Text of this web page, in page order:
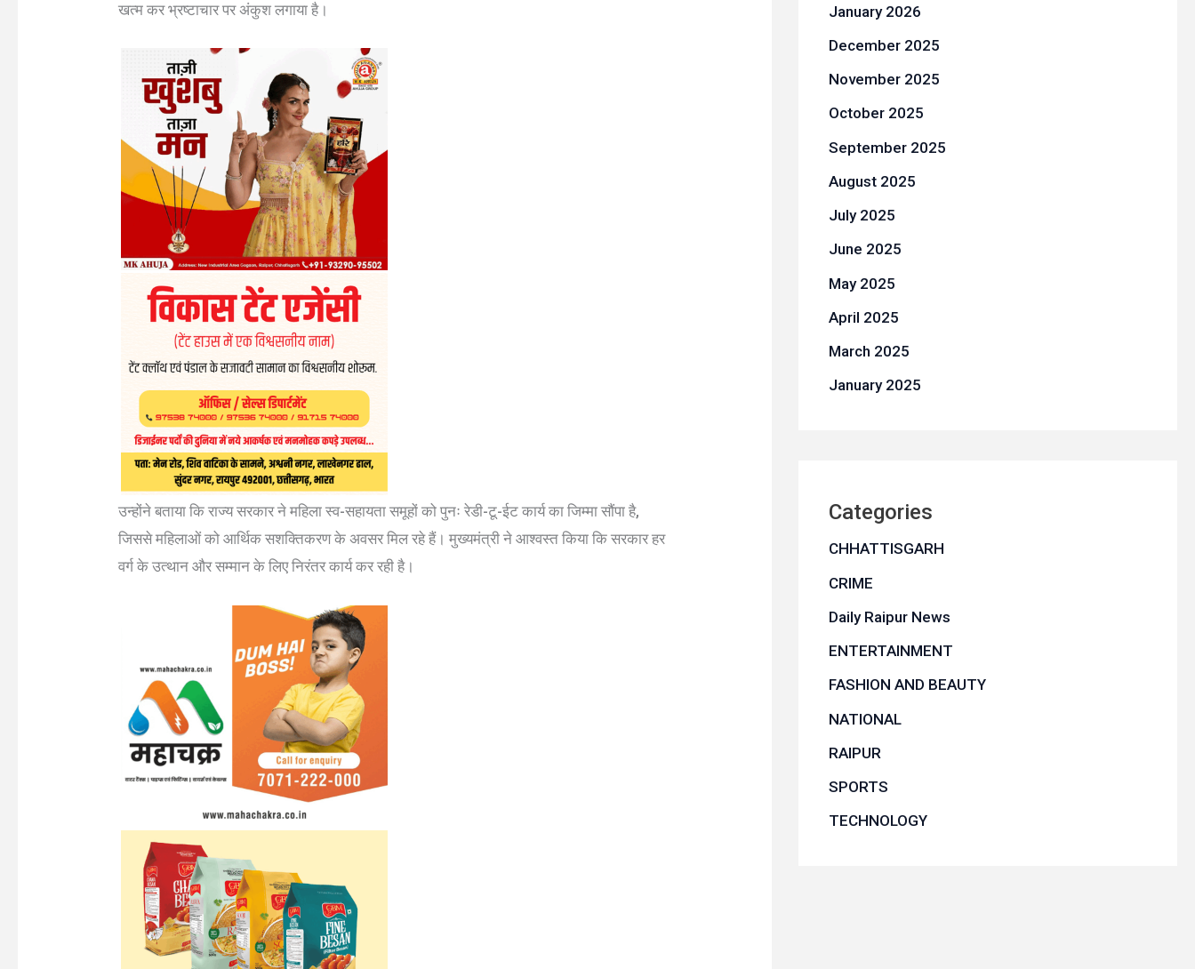
खत्म कर भ्रष्टाचार पर अंकुश लगाया है।
उन्होंने बताया कि राज्य सरकार ने महिला स्व-सहायता समूहों को पुनः रेडी-टू-ईट कार्य का जिम्मा सौंपा है,
जिससे महिलाओं को आर्थिक सशक्तिकरण के अवसर मिल रहे हैं। मुख्यमंत्री ने आश्वस्त किया कि सरकार हर
वर्ग के उत्थान और सम्मान के लिए निरंतर कार्य कर रही है।
January 2026
December 2025
November 2025
October 2025
September 2025
August 2025
July 2025
June 2025
May 2025
April 2025
March 2025
January 2025
Categories
CHHATTISGARH
CRIME
Daily Raipur News
ENTERTAINMENT
FASHION AND BEAUTY
NATIONAL
RAIPUR
SPORTS
TECHNOLOGY